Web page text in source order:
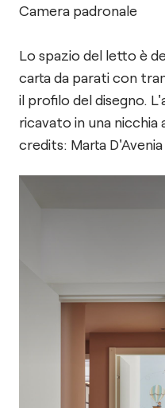
Camera padronale
Lo spazio del letto è
carta da parati con
il profilo del disegno.
ricavato in una
credits: Marta D'Avenia